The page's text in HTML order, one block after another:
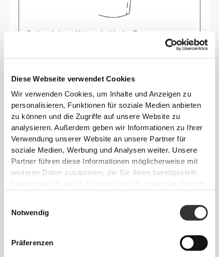
Diese Webseite verwendet Cookies
Wir verwenden Cookies, um Inhalte und Anzeigen zu
personalisieren, Funktionen für soziale Medien anbieten
zu können und die Zugriffe auf unsere Website zu
analysieren. Außerdem geben wir Informationen zu Ihrer
Verwendung unserer Website an unsere Partner für
soziale Medien, Werbung und Analysen weiter. Unsere
Partner führen diese Informationen möglicherweise mit
weiteren Daten zusammen, die Sie ihnen bereitgestellt
Notwendig
Präferenzen
Spüre deinen Körper bei jeder Bewegung.
Diese engere Passform betont die Silhouette
deines Körpers.
können, das ist die Devise.